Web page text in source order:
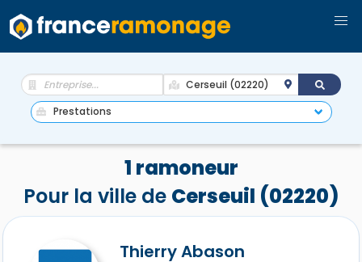
1 ramoneur
Pour la ville de Cerseuil (02220)
Thierry Abason